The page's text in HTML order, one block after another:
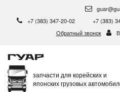
+7 (383) 347-20-02
+7 (383)
Обратный звонок
запчасти для корейских и
японских грузовых